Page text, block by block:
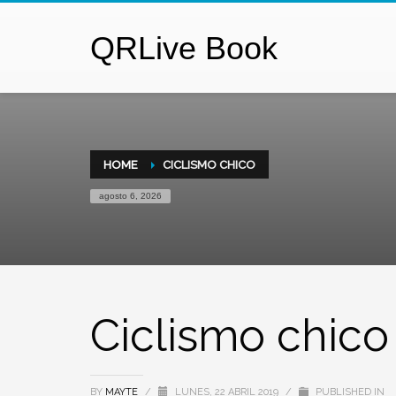
QRLive Book
HOME CICLISMO CHICO
agosto 6, 2026
Ciclismo chico
BY MAYTE / LUNES, 22 ABRIL 2019 / PUBLISHED IN